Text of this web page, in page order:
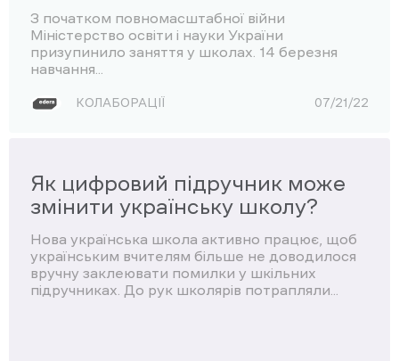
З початком повномасштабної війни
Міністерство освіти і науки України
призупинило заняття у школах. 14 березня
навчання...
КОЛАБОРАЦІЇ 07/21/22
Як цифровий підручник може
змінити українську школу?
Нова українська школа активно працює, щоб
українським вчителям більше не доводилося
вручну заклеювати помилки у шкільних
підручниках. До рук школярів потрапляли...